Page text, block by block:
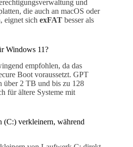
und
die auch an macOS oder
eignet sich exFAT besser als
Windows 11?
empfohlen, da das
Boot voraussetzt. GPT
über 2 TB und bis zu 128
für ältere Systeme mit
(C:) verkleinern, während